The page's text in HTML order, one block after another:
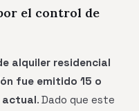
el control de
alquiler residencial
fue emitido 15 o
actual. Dado que este